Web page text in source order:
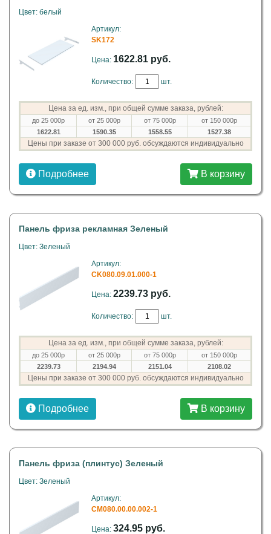
Цвет: белый
Артикул:
SK172
Цена: 1622.81 руб.
Количество: шт.
Цена за ед. изм., при общей сумме заказа, рублей:
до 25 000р от 25 000р от 75 000р
от 150 000р
1622.81
1590.35 1558.55 1527.38
Цены при заказе от 300 000 руб. обсуждаются индивидуально
Подробнее В корзину
Панель фриза рекламная Зеленый
Цвет: Зеленый
Артикул:
CK080.09.01.000-1
Цена: 2239.73 руб.
Количество: шт.
Цена за ед. изм., при общей сумме заказа, рублей:
до 25 000р от 25 000р от 75 000р
от 150 000р
2239.73
2194.94 2151.04 2108.02
Цены при заказе от 300 000 руб. обсуждаются индивидуально
Подробнее В корзину
Панель фриза (плинтус) Зеленый
Цвет: Зеленый
Артикул:
СМ080.00.00.002-1
Цена: 324.95 руб.